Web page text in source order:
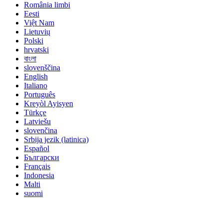
România limbi
Eesti
Việt Nam
Lietuvių
Polski
hrvatski
বাংলা
slovenščina
English
Italiano
Português
Kreyòl Ayisyen
Türkçe
Latviešu
slovenčina
Srbija jezik (latinica)
Español
Български
Français
Indonesia
Malti
suomi